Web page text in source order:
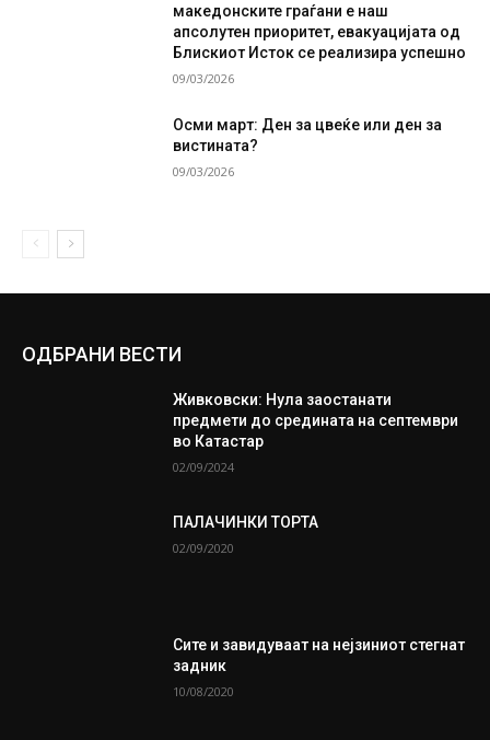
македонските граѓани е наш
апсолутен приоритет, евакуацијата од
Блискиот Исток се реализира успешно
09/03/2026
Осми март: Ден за цвеќе или ден за
вистината?
09/03/2026
ОДБРАНИ ВЕСТИ
Живковски: Нула заостанати
предмети до средината на септември
во Катастар
02/09/2024
ПАЛАЧИНКИ ТОРТА
02/09/2020
Сите и завидуваат на нејзиниот стегнат
задник
10/08/2020